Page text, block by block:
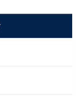
au pied d'un lac,
sous la
ou même de
prix !